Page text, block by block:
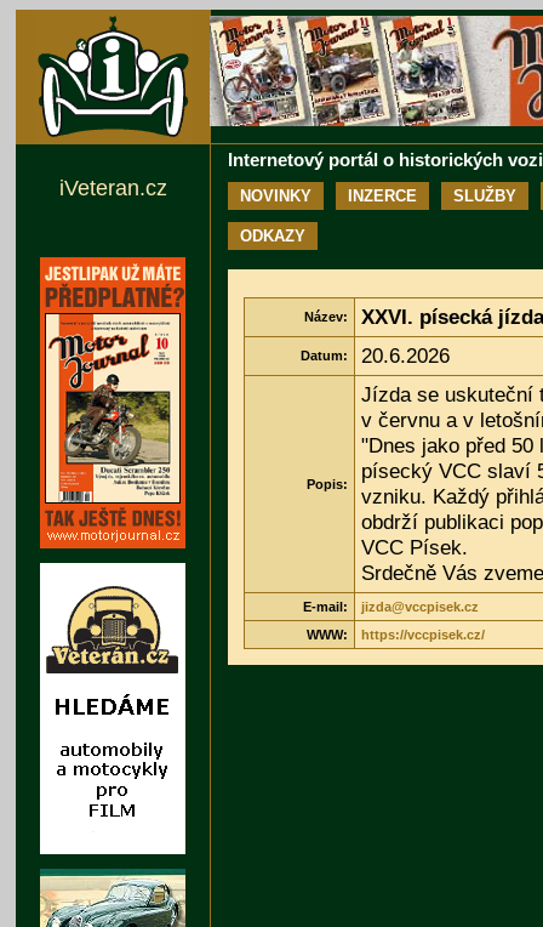
Internetový portál o historických
NOVINKY INZERCE SLUŽBY
ODKAZY
Název: XXVI. písecká
Datum: 20.6.2026
Popis:
Jízda se uskuteční
v červnu a v
"Dnes jako před 50
písecký VCC slaví
vzniku. Každý
obdrží publikaci
VCC Písek.
Srdečně Vás
E-mail:
jizda@vccpisek.cz
WWW:
https://vccpisek.cz/
iVeteran.cz